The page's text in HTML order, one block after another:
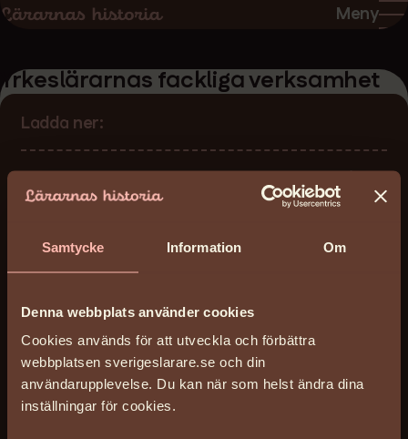
Samtycke Information Om
Denna webbplats använder cookies
Cookies används för att utveckla och förbättra
webbplatsen sverigeslarare.se och din
användarupplevelse. Du kan när som helst ändra dina
inställningar för cookies.
Hoppa
innehåll
Hoppa
huvudnavigering
Meny
Yrkeslärarnas fackliga verksamhet
Ladda ner:
yrkeslararnas-fackliga-verksamhet_bok.pdf
MB)
Licens
Reserved
Svenska Facklärarförbundet SFL
Arkivreferens
LH/Dokument
Arkivägare